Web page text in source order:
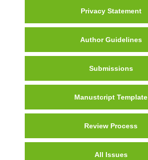
Privacy Statement
Author Guidelines
Submissions
Manustcript Template
Review Process
All Issues